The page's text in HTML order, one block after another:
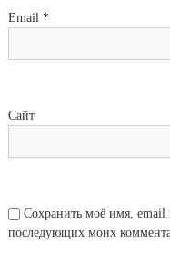
Email *
Сайт
Сохранить моё имя, email
последующих моих